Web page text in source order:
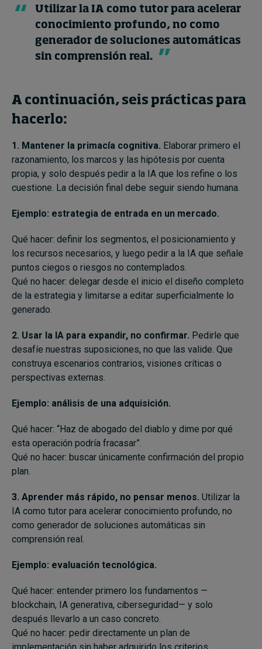
Utilizar la IA como tutor para acelerar
conocimiento profundo, no como
generador de soluciones automáticas
sin comprensión real.
A continuación, seis prácticas para
hacerlo:
1. Mantener la primacía cognitiva. Elaborar primero el
razonamiento, los marcos y las hipótesis por cuenta
propia, y solo después pedir a la IA que los refine o los
cuestione. La decisión final debe seguir siendo humana.
Ejemplo: estrategia de entrada en un mercado.
Qué hacer: definir los segmentos, el posicionamiento y
los recursos necesarios, y luego pedir a la IA que señale
puntos ciegos o riesgos no contemplados.
Qué no hacer: delegar desde el inicio el diseño completo
de la estrategia y limitarse a editar superficialmente lo
generado.
2. Usar la IA para expandir, no confirmar. Pedirle que
desafíe nuestras suposiciones, no que las valide. Que
construya escenarios contrarios, visiones críticas o
perspectivas externas.
Ejemplo: análisis de una adquisición.
Qué hacer: “Haz de abogado del diablo y dime por qué
esta operación podría fracasar”.
Qué no hacer: buscar únicamente confirmación del propio
plan.
3. Aprender más rápido, no pensar menos. Utilizar la
IA como tutor para acelerar conocimiento profundo, no
como generador de soluciones automáticas sin
comprensión real.
Ejemplo: evaluación tecnológica.
Qué hacer: entender primero los fundamentos —
blockchain, IA generativa, ciberseguridad— y solo
después llevarlo a un caso concreto.
Qué no hacer: pedir directamente un plan de